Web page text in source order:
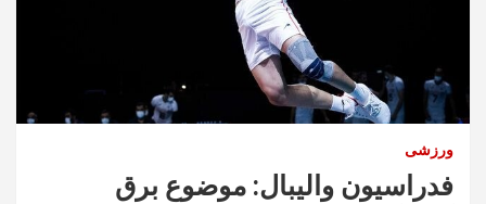
ورزشی
فدراسیون والیبال: موضوع برق